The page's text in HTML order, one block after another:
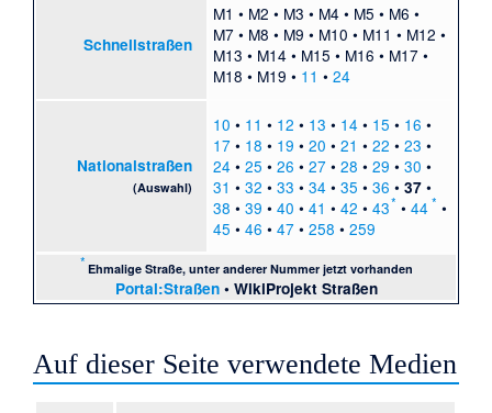
Schnellstraßen
M1 • M2 • M3 • M4• M5 • M6 •
M7• M8 • M9 • M10 • M11 • M12 •
M13 • M14• M15 • M16 • M17•
M18 • M19 • 11 • 24
Nationalstraßen
(Auswahl)
10 • 11 • 12 • 13 • 14• 15 • 16 •
17• 18 • 19 • 20 • 21 • 22 • 23 •
24• 25 • 26 • 27• 28 • 29 • 30 •
31 • 32 • 33 • 34• 35 • 36 • 37•
38 • 39 • 40 • 41 • 42 • 43* •44* •
45 • 46 • 47• 258 • 259
* Ehmalige Straße, unter anderer Nummer jetzt vorhanden
Portal:Straßen• WikiProjekt Straßen
Auf dieser Seite verwendete Medien